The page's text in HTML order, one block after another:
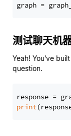
graph =
测试聊天机
Yeah! You've
question.
response =
print